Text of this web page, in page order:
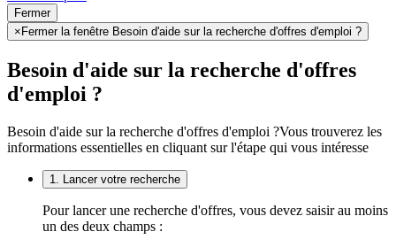
Fermer
× Fermer la fenêtre Besoin d'aide sur la recherche d'offres d'emploi ?
Besoin d'aide sur la recherche d'offres
d'emploi ?
Besoin d'aide sur la recherche d'offres d'emploi ?Vous trouverez les
informations essentielles en cliquant sur l'étape qui vous intéresse
1. Lancer votre recherche
Pour lancer une recherche d'offres, vous devez saisir au moins
un des deux champs :